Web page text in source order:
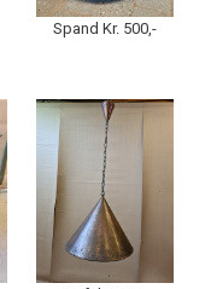
Spand Kr. 500,-